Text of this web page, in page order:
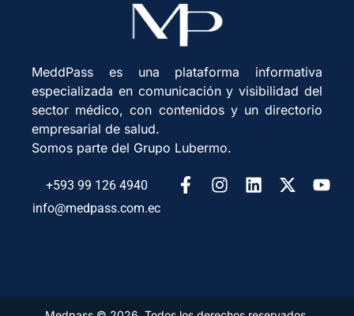
MeddPass es una plataforma informativa
especializada en comunicación y visibilidad del
sector médico, con contenidos y un directorio
empresarial de salud.
Somos parte del Grupo Lubermo.
+593 99 126 4940
info@medpass.com.ec